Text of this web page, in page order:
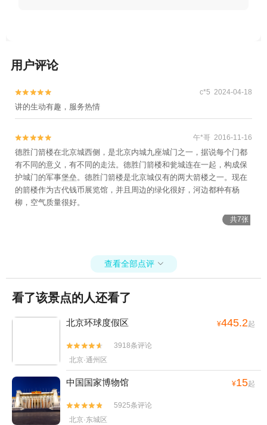
用户评论

 c*5 2024-04-18
讲的生动有趣，服务热情

 午*哥 2016-11-16
德胜门箭楼在北京城西侧，是北京内城九座城门之一，据说每个门都
有不同的意义，有不同的走法。德胜门箭楼和瓮城连在一起，构成保
护城门的军事堡垒。德胜门箭楼是北京城仅有的两大箭楼之一。现在
的箭楼作为古代钱币展览馆，并且周边的绿化很好，河边都种有杨
柳，空气质量很好。
共7张
查看全部点评 
看了该景点的人还看了
北京环球度假区 ¥445.2起


3918条评论
北京·通州区
中国国家博物馆 ¥15起


5925条评论
北京·东城区